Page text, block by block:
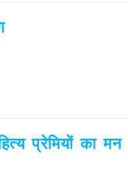
प्रेमियों का मन